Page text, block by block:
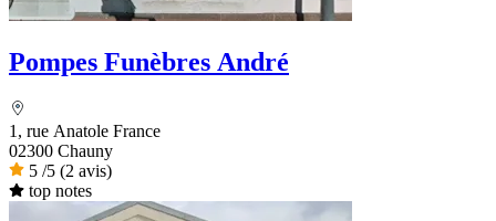
Pompes Funèbres André
1, rue Anatole France
02300 Chauny
5 /5 (2 avis)
top notes